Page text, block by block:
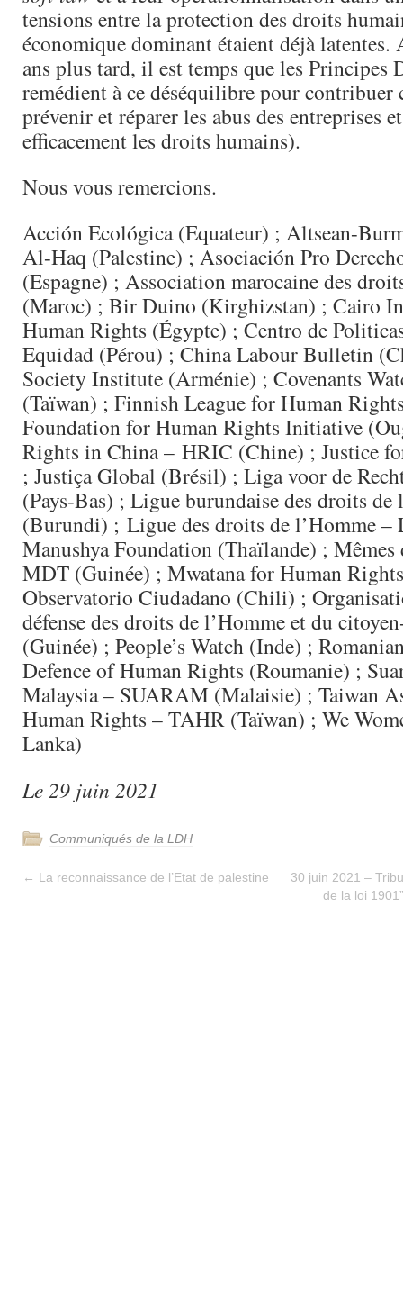
tensions entre la protection des droits
économique dominant étaient déjà latentes.
ans plus tard, il est temps que les Principes
remédient à ce déséquilibre pour contribuer
prévenir et réparer les abus des entreprises
efficacement les droits humains).
Nous vous remercions.
Acción Ecológica (Equateur) ; Altsean-
Al-Haq (Palestine) ; Asociación Pro
(Espagne) ; Association marocaine des
(Maroc) ; Bir Duino (Kirghizstan) ; Cairo
Human Rights (Égypte) ; Centro de
Equidad (Pérou) ; China Labour Bulletin
Society Institute (Arménie) ; Covenants
(Taïwan) ; Finnish League for Human
Foundation for Human Rights Initiative
Rights in China – HRIC (Chine) ; Justice
; Justiça Global (Brésil) ; Liga voor de
(Pays-Bas) ; Ligue burundaise des droits de
(Burundi) ; Ligue des droits de l’Homme –
Manushya Foundation (Thaïlande) ;
MDT (Guinée) ; Mwatana for Human
Observatorio Ciudadano (Chili) ;
défense des droits de l’Homme et du
(Guinée) ; People’s Watch (Inde) ;
Defence of Human Rights (Roumanie) ;
Malaysia – SUARAM (Malaisie) ; Taiwan
Human Rights – TAHR (Taïwan) ; We
Lanka)
Le 29 juin 2021
Communiqués de la LDH
← La reconnaissance de l’Etat de palestine
30 juin 2021 –
de la loi